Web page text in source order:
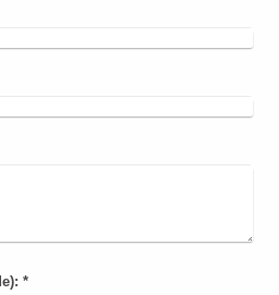
Captcha (Spam-Schutz-Code): *